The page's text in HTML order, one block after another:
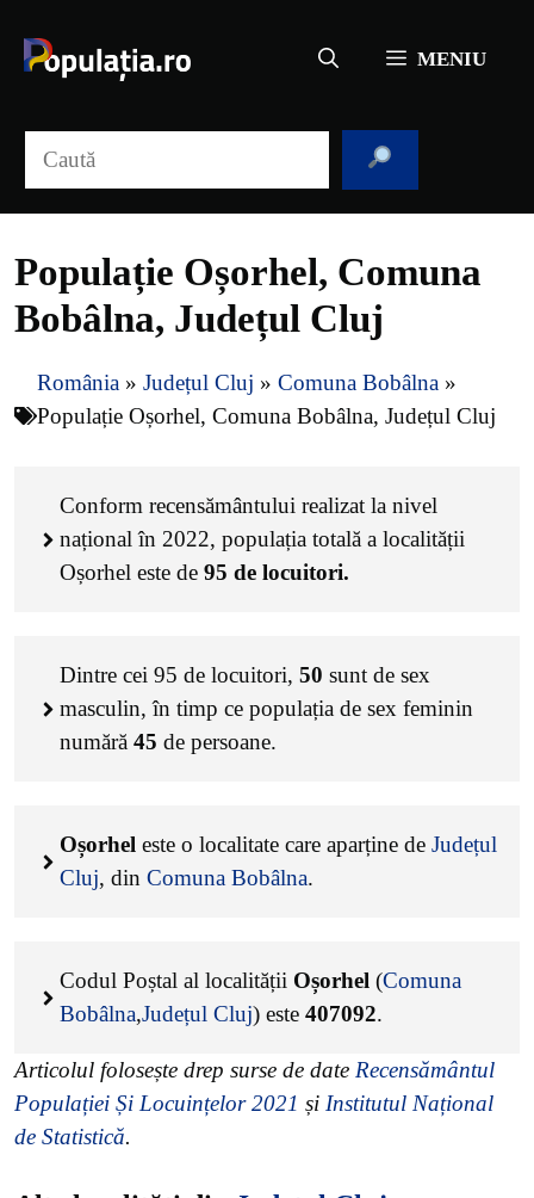
conținut
MENIU
Populație Oșorhel, Comuna
Bobâlna, Județul Cluj
România » Județul Cluj » Comuna Bobâlna »
Populație Oșorhel, Comuna Bobâlna, Județul Cluj
Conform recensământului realizat la nivel
național în 2022, populația totală a localității
Oșorhel este de 95 de locuitori.
Dintre cei 95 de locuitori, 50 sunt de sex
masculin, în timp ce populația de sex feminin
numără 45 de persoane.
Oșorhel este o localitate care aparține de Județul
Cluj, din Comuna Bobâlna.
Codul Poștal al localității Oșorhel (Comuna
Bobâlna,Județul Cluj) este 407092.
Articolul folosește drep surse de date Recensământul
Populației Și Locuințelor 2021 și Institutul Național
de Statistică.